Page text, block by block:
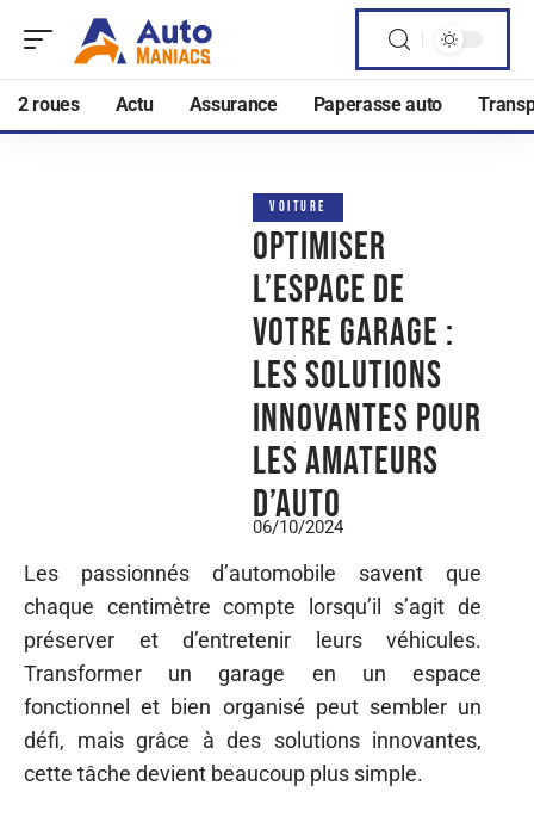
2 roues Actu Assurance Paperasse auto
VOITURE
Optimiser
l’espace de
votre garage :
les solutions
innovantes pour
les amateurs
d’auto
06/10/2024
Les passionnés d’automobile savent que
chaque centimètre compte lorsqu’il s’agit de
préserver et d’entretenir leurs véhicules.
Transformer un garage en un espace
fonctionnel et bien organisé peut sembler un
défi, mais grâce à des solutions innovantes,
cette tâche devient beaucoup plus simple.